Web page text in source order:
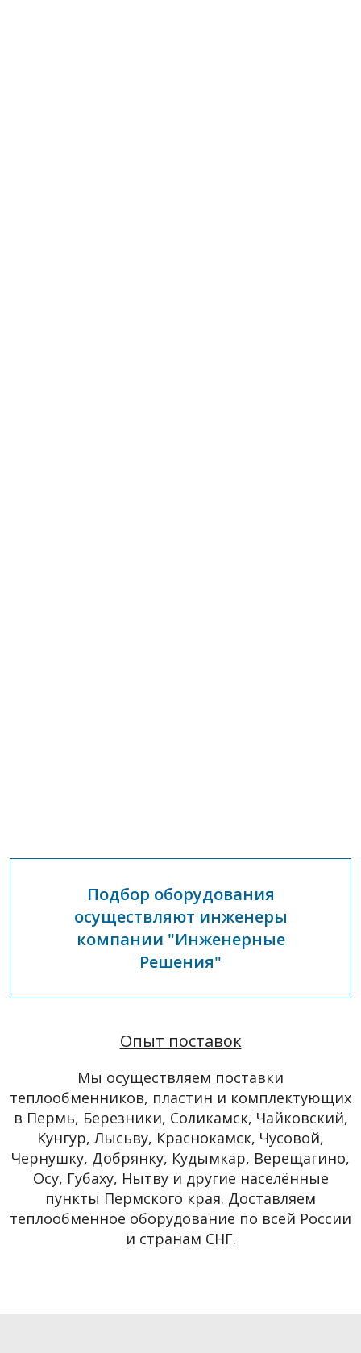
Подбор оборудования
осуществляют инженеры
компании "Инженерные
Решения"
Опыт поставок
Мы осуществляем поставки
теплообменников, пластин и комплектующих
в Пермь, Березники, Соликамск, Чайковский,
Кунгур, Лысьву, Краснокамск, Чусовой,
Чернушку, Добрянку, Кудымкар, Верещагино,
Осу, Губаху, Нытву и другие населённые
пункты Пермского края. Доставляем
теплообменное оборудование по всей России
и странам СНГ.